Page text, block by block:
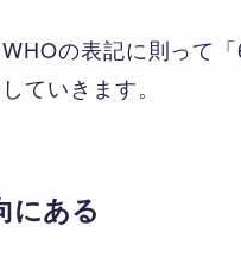
の表記に則って
ていきます。
にある